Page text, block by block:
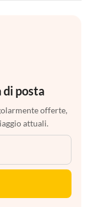
di posta
offerte,
attuali.